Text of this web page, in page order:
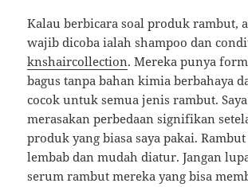
Kalau berbicara soal produk rambut,
wajib dicoba ialah shampoo dan
knshaircollection. Mereka punya
bagus tanpa bahan kimia berbahaya
cocok untuk semua jenis rambut.
merasakan perbedaan signifikan
produk yang biasa saya pakai.
lembab dan mudah diatur. Jangan
serum rambut mereka yang bisa